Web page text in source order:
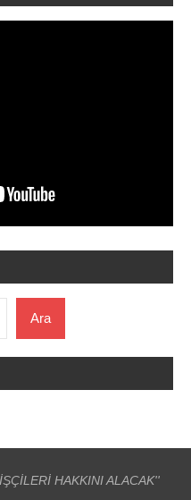
Ara
HAKKINI ALACAK''